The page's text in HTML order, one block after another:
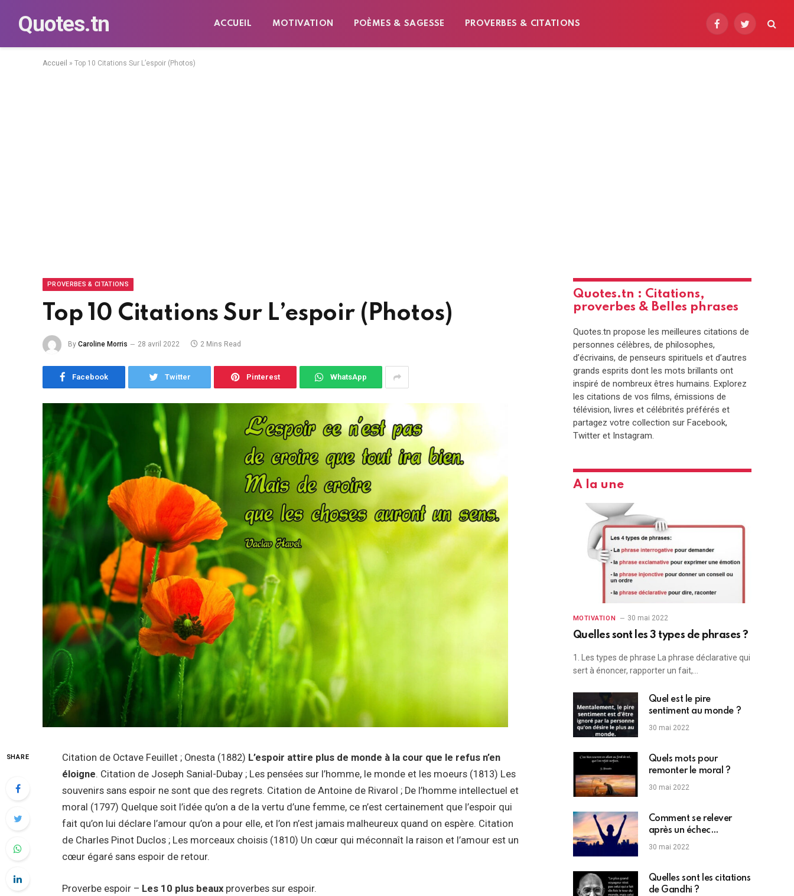
Quotes.tn ACCUEIL MOTIVATION POÈMES & SAGESSE PROVERBES & CITATIONS
FacebookTwitter
Accueil » Top 10 Citations Sur L’espoir (Photos)
PROVERBES & CITATIONS
Top 10 Citations Sur L’espoir (Photos)
By Caroline Morris 28 avril 2022 2 Mins Read
Facebook Twitter Pinterest WhatsApp
SHARE Citation de Octave Feuillet ; Onesta (1882) L’espoir attire plus de monde à la cour que le refus n’en
éloigne. Citation de Joseph Sanial-Dubay ; Les pensées sur l’homme, le monde et les moeurs (1813) Les
souvenirs sans espoir ne sont que des regrets. Citation de Antoine de Rivarol ; De l’homme intellectuel et
moral (1797) Quelque soit l’idée qu’on a de la vertu d’une femme, ce n’est certainement que l’espoir qui
fait qu’on lui déclare l’amour qu’on a pour elle, et l’on n’est jamais malheureux quand on espère. Citation
de Charles Pinot Duclos ; Les morceaux choisis (1810) Un cœur qui méconnaît la raison et l’amour est un
cœur égaré sans espoir de retour.
Proverbe espoir – Les 10 plus beaux proverbes sur espoir.
Quotes.tn : Citations,
proverbes & Belles phrases
Quotes.tn propose les meilleures citations de
personnes célèbres, de philosophes,
d’écrivains, de penseurs spirituels et d’autres
grands esprits dont les mots brillants ont
inspiré de nombreux êtres humains. Explorez
les citations de vos films, émissions de
télévision, livres et célébrités préférés et
partagez votre collection sur Facebook,
Twitter et Instagram.
A la une
MOTIVATION 30 mai 2022
Quelles sont les 3 types de phrases ?
1. Les types de phrase La phrase déclarative qui
sert à énoncer, rapporter un fait,…
Quel est le pire
sentiment au monde ?
30 mai 2022
Quels mots pour
remonter le moral ?
30 mai 2022
Comment se relever
après un échec
professionnel ?
30 mai 2022
Quelles sont les citations
de Gandhi ?